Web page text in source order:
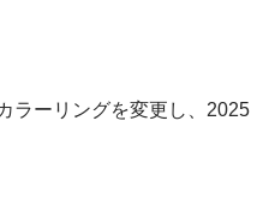
ラーリングを変更し、2025